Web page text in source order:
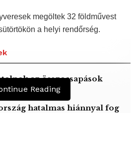
megöltek 32 földművest
a helyi rendőrség.
az összecsapások
hatalmas hiánnyal fog
Reading